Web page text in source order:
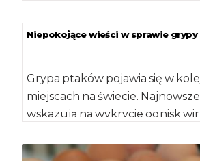
na nowotwory […]
Niepokojące wieści w sprawie
Grypa ptaków pojawia się w
miejscach na świecie.
wskazują na wykrycie ognisk